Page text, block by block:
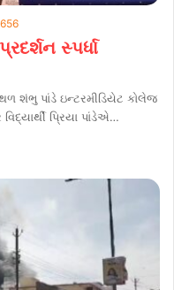
656
સ્પર્ધા
શંભુ પાંડે ઇન્ટરમીડિયેટ કોલેજ
પ્રિયા પાંડેએ…